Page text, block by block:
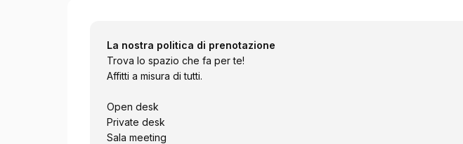
La nostra politica di prenotazione
Trova lo spazio che fa per te!
Affitti a misura di tutti.
Open desk
Private desk
Sala meeting